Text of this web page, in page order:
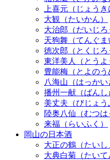
上喜元（じょうき
大観（たいかん）
大治郎（だいじろ
天狗舞（てんぐま
徳次郎（とくじろ
東洋美人（とうよ
豊能梅（とよのう
八海山（はっかい
播州一献（ばんし
美丈夫（びじょう
陸奥八仙（むつは
来福（らいふく）
岡山の日本酒
大正の鶴（たいし
大典白菊（たいて